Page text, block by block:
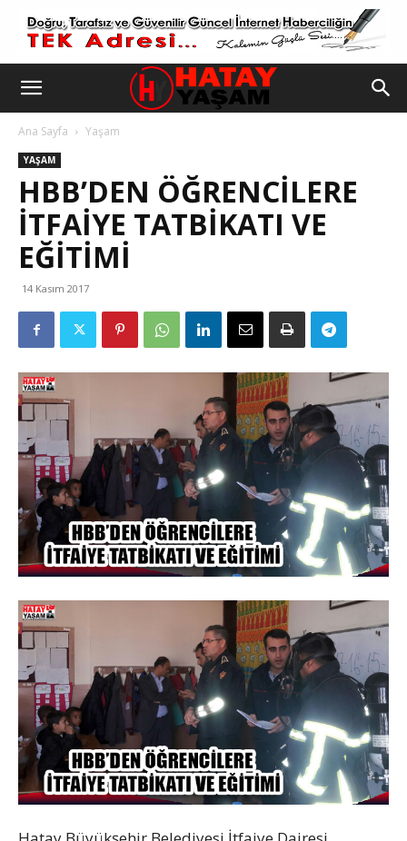
Ana Sayfa Yaşam
YAŞAM
HBB’DEN ÖĞRENCİLERE
İTFAİYE TATBİKATI VE
EĞİTİMİ
14 Kasım 2017